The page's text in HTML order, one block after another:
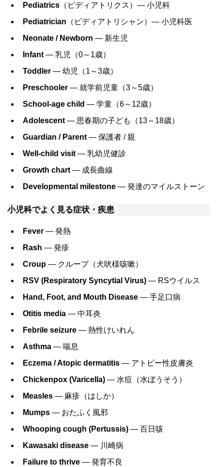
Pediatrics （ピディアトリクス）― 小児科
Pediatrician （ピディアトリシャン）― 小児科医
Neonate / Newborn ― 新生児
Infant ― 乳児（0～1歳）
Toddler ― 幼児（1～3歳）
Preschooler ― 就学前児童（3～5歳）
School-age child ― 学童（6～12歳）
Adolescent ― 思春期の子ども（13～18歳）
Guardian / Parent ― 保護者 / 親
Well-child visit ― 乳幼児健診
Growth chart ― 成長曲線
Developmental milestone ― 発達のマイルストーン
小児科でよく見る症状・疾患
Fever ― 発熱
Rash ― 発疹
Croup ― クループ（犬吠様咳嗽）
RSV (Respiratory Syncytial Virus) ― RSウイルス
Hand, Foot, and Mouth Disease ― 手足口病
Otitis media ― 中耳炎
Febrile seizure ― 熱性けいれん
Asthma ― 喘息
Eczema / Atopic dermatitis ― アトピー性皮膚炎
Chickenpox (Varicella) ― 水痘（水ぼうそう）
Measles ― 麻疹（はしか）
Mumps ― おたふく風邪
Whooping cough (Pertussis) ― 百日咳
Kawasaki disease ― 川崎病
Failure to thrive ― 発育不良